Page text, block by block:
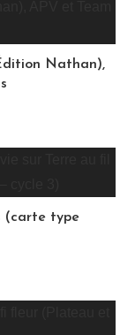
Nathan),
(carte type